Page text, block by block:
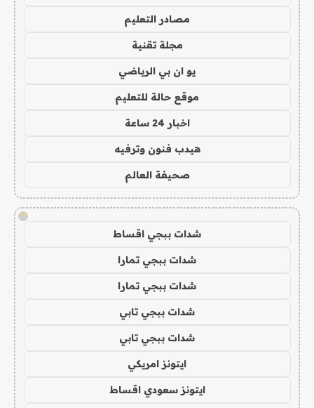
مصادر التعليم
مجلة تقنية
يو ان بي الرياضي
موقع حالة للتعليم
اخبار 24 ساعة
هيدب فنون وترفيه
صحيفة العالم
!
شدات ببجي اقساط
شدات ببجي تمارا
شدات ببجي تمارا
شدات ببجي تابي
شدات ببجي تابي
ايتونز امريكي
ايتونز سعودي اقساط